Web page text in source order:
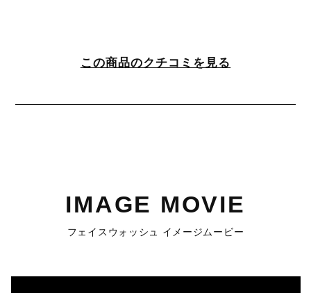
この商品のクチコミを見る
IMAGE MOVIE
フェイスウォッシュ イメージムービー